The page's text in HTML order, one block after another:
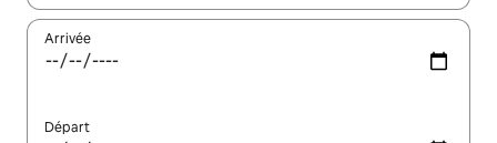
Arrivée
Départ